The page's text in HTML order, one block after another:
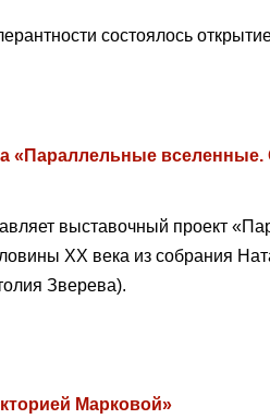
состоялось
«Параллельные вселенные.
выставочный проект
ХХ века из собрания
Зверева).
Марковой»